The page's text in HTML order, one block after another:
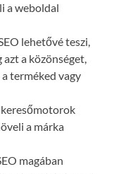
a weboldal
lehetővé teszi,
a közönséget,
terméked vagy
keresőmotorok
a márka
magában